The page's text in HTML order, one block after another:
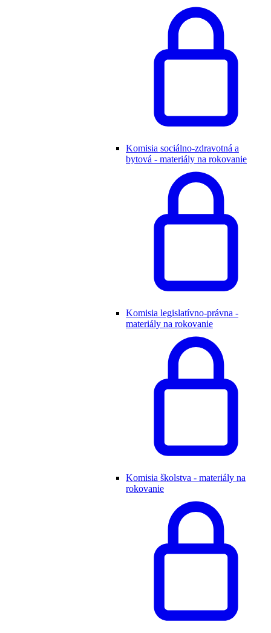
Komisia sociálno-zdravotná a
bytová - materiály na rokovanie
Komisia legislatívno-právna -
materiály na rokovanie
Komisia školstva - materiály na
rokovanie